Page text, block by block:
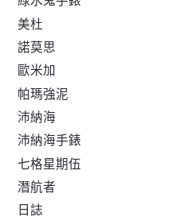
美杜
諾莫思
歐米加
帕瑪強泥
沛納海
沛納海手錶
七格星期伍
潛航者
日誌